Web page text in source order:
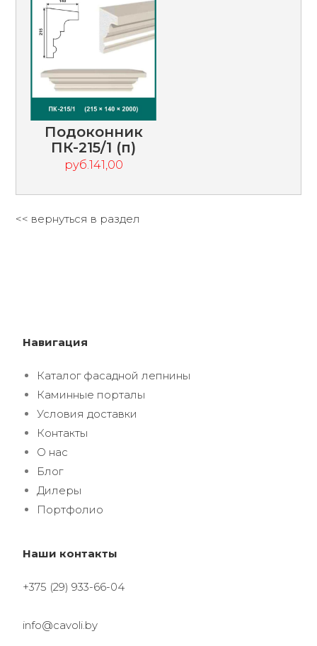
Подоконник
ПК-215/1 (п)
руб.141,00
<< вернуться в раздел
Навигация
Каталог фасадной лепнины
Каминные порталы
Условия доставки
Контакты
О нас
Блог
Дилеры
Портфолио
Наши контакты
+375 (29) 933-66-04
info@cavoli.by